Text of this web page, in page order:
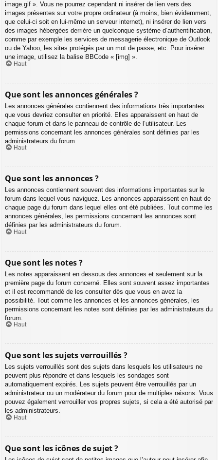
image.gif ». Vous ne pourrez cependant ni insérer de lien vers des
images présentes sur votre propre ordinateur (à moins, bien évidemment,
que celui-ci soit en lui-même un serveur internet), ni insérer de lien vers
des images hébergées derrière un quelconque système d’authentification,
comme par exemple les services de messagerie électronique de Outlook
ou de Yahoo, les sites protégés par un mot de passe, etc. Pour insérer
une image, utilisez la balise BBCode « [img] ».
Haut
Que sont les annonces générales ?
Les annonces générales contiennent des informations très importantes
que vous devriez consulter en priorité. Elles apparaissent en haut de
chaque forum et dans le panneau de contrôle de l’utilisateur. Les
permissions concernant les annonces générales sont définies par les
administrateurs du forum.
Haut
Que sont les annonces ?
Les annonces contiennent souvent des informations importantes sur le
forum dans lequel vous naviguez. Les annonces apparaissent en haut de
chaque page du forum dans lequel elles ont été publiées. Tout comme les
annonces générales, les permissions concernant les annonces sont
définies par les administrateurs du forum.
Haut
Que sont les notes ?
Les notes apparaissent en dessous des annonces et seulement sur la
première page du forum concerné. Elles sont souvent assez importantes
et il est recommandé de les consulter dès que vous en avez la
possibilité. Tout comme les annonces et les annonces générales, les
permissions concernant les notes sont définies par les administrateurs du
forum.
Haut
Que sont les sujets verrouillés ?
Les sujets verrouillés sont des sujets dans lesquels les utilisateurs ne
peuvent plus répondre et dans lesquels les sondages sont
automatiquement expirés. Les sujets peuvent être verrouillés par un
administrateur ou un modérateur du forum pour de multiples raisons. Vous
pouvez également verrouiller vos propres sujets, si cela a été autorisé par
les administrateurs.
Haut
Que sont les icônes de sujet ?